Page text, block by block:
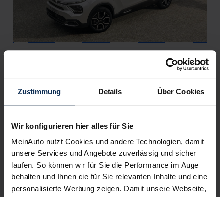
Zustimmung Details Über Cookies
Wir konfigurieren hier alles für Sie
MeinAuto nutzt Cookies und andere Technologien, damit
unsere Services und Angebote zuverlässig und sicher
laufen. So können wir für Sie die Performance im Auge
behalten und Ihnen die für Sie relevanten Inhalte und eine
personalisierte Werbung zeigen. Damit unsere Webseite,
KI-generiert
Citroen e-C4 oder Peugeot e-2008 (Test 2022): So